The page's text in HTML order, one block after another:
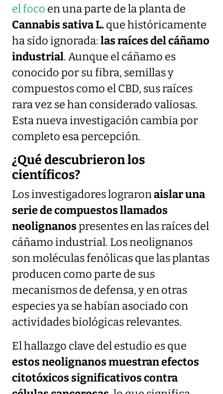
el foco en una parte de la planta de
Cannabis sativa L.que históricamente
ha sido ignorada:las raíces del cáñamo
industrial. Aunque el cáñamo es
conocido por su fibra, semillas y
compuestos como el CBD, sus raíces
rara vez se han considerado valiosas.
Esta nueva investigación cambia por
completo esa percepción.
¿Qué descubrieron los
científicos?
Los investigadores lograronaislar una
serie de compuestos llamados
neolignanospresentes en las raíces del
cáñamo industrial. Los neolignanos
son moléculas fenólicas que las plantas
producen como parte de sus
mecanismos de defensa, y en otras
especies ya se habían asociado con
actividades biológicas relevantes.
El hallazgo clave del estudio es que
estos neolignanos muestran efectos
citotóxicos significativos contra